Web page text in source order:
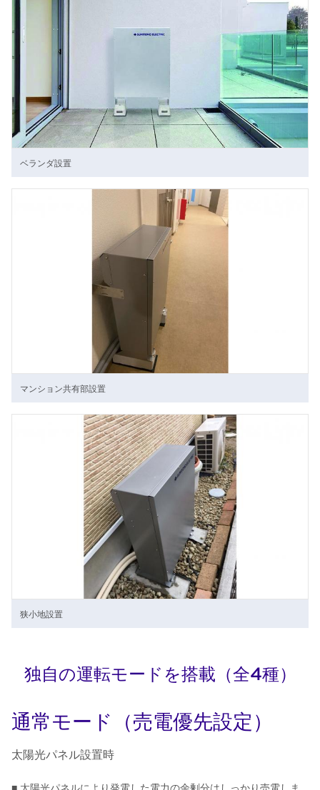
ベランダ設置
マンション共有部設置
狭小地設置
独自の運転モードを搭載（全4種）
通常モード（売電優先設定）
太陽光パネル設置時
■ 太陽光パネルにより発電した電力の余剰分はしっかり売電しま